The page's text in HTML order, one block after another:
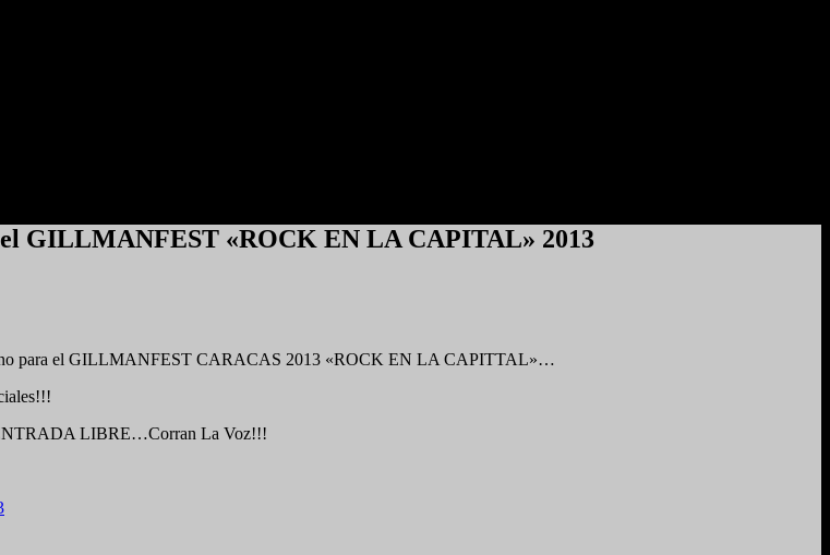
GILLMANFEST «ROCK EN LA CAPITAL» 2013
para el GILLMANFEST CARACAS 2013 «ROCK EN LA CAPITTAL»…
LIBRE…Corran La Voz!!!